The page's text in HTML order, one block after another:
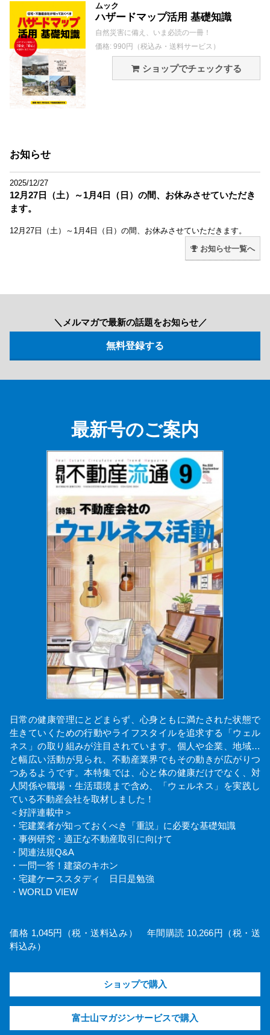
ムック
ハザードマップ活用 基礎知識
自然災害に備え、いま必読の一冊！
価格: 990円（税込み・送料サービス）
ショップでチェックする
お知らせ
2025/12/27
12月27日（土）～1月4日（日）の間、お休みさせていただき
ます。
12月27日（土）～1月4日（日）の間、お休みさせていただきます。
お知らせ一覧へ
＼メルマガで最新の話題をお知らせ／
最新号のご案内
日常の健康管理にとどまらず、心身ともに満たされた状態で
生きていくための行動やライフスタイルを追求する「ウェル
ネス」の取り組みが注目されています。個人や企業、地域…
と幅広い活動が見られ、不動産業界でもその動きが広がりつ
つあるようです。本特集では、心と体の健康だけでなく、対
人関係や職場・生活環境まで含め、「ウェルネス」を実践し
ている不動産会社を取材しました！
＜好評連載中＞
・宅建業者が知っておくべき「重説」に必要な基礎知識
・事例研究・適正な不動産取引に向けて
・関連法規Q&A
・一問一答！建築のキホン
・宅建ケーススタディ 日日是勉強
・WORLD VIEW
価格 1,045円（税・送料込み） 年間購読 10,266円（税・送
料込み）
ショップで購入
富士山マガジンサービスで購入